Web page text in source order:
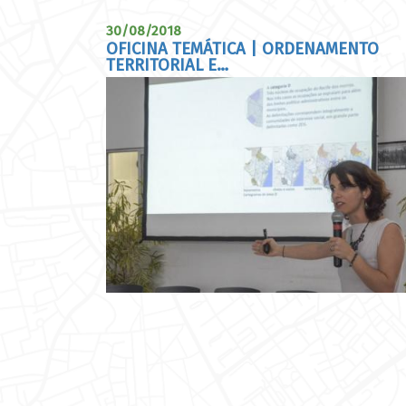
30/08/2018
OFICINA TEMÁTICA | ORDENAMENTO
TERRITORIAL E…